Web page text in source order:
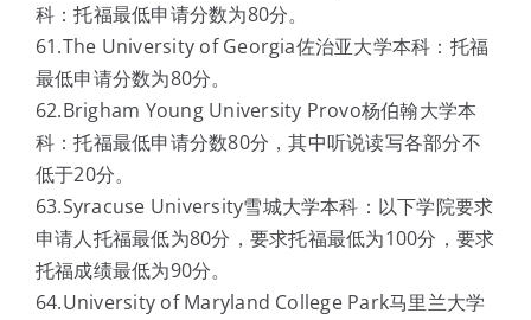
科：托福最低申请分数为80分。
61.The University of Georgia佐治亚大学本科：托福
最低申请分数为80分。
62.Brigham Young University Provo杨伯翰大学本
科：托福最低申请分数80分，其中听说读写各部分不
低于20分。
63.Syracuse University雪城大学本科：以下学院要求
申请人托福最低为80分，要求托福最低为100分，要求
托福成绩最低为90分。
64.University of Maryland College Park马里兰大学